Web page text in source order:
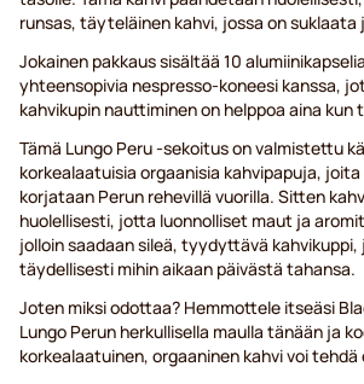
runsas, täyteläinen kahvi, jossa on suklaata
Jokainen pakkaus sisältää 10
yhteensopivia nespresso-koneesi kanssa,
kahvikupin nauttiminen on helppoa aina
Tämä Lungo Peru -sekoitus on valmistettu
korkealaatuisia orgaanisia kahvipapuja,
korjataan Perun rehevillä vuorilla. Sitten
huolellisesti, jotta luonnolliset maut ja
jolloin saadaan sileä, tyydyttävä kahvikuppi,
täydellisesti mihin aikaan päivästä tahansa.
Joten miksi odottaa? Hemmottele itseäsi
Lungo Perun herkullisella maulla tänään ja
korkealaatuinen, orgaaninen kahvi voi tehdä